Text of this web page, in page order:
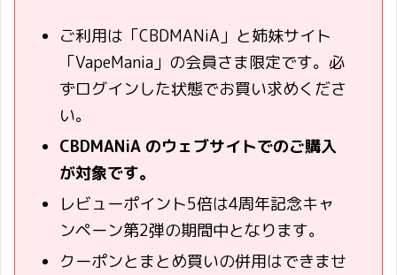
ご利用は「CBDMANiA」と姉妹サイト
「VapeMania」の会員さま限定です。必
ずログインした状態でお買い求めくださ
い。
CBDMANiA のウェブサイトでのご購入
が対象です。
レビューポイント5倍は4周年記念キャ
ンペーン第2弾の期間中となります。
クーポンとまとめ買いの併用はできませ